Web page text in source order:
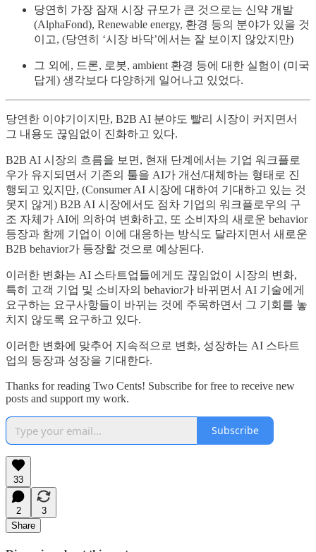
당연히 가장 잠재 시장 규모가 큰 것으로는 신약 개발
(AlphaFond), Renewable energy, 환경 등의 분야가 있을 것
이고, (당연히 ‘시장 바닥’에서는 잘 보이지 않았지만)
그 외에, 드론, 로봇, ambient 환경 등에 대한 실험이 (미국
답게) 생각보다 다양하게 일어나고 있었다.
당연한 이야기이지만, B2B AI 분야도 빨리 시장이 커지면서
그 내용도 끊임없이 진화하고 있다.
B2B AI 시장의 흐름을 보면, 현재 단계에서는 기업 워크플로
우가 유지되면서 기존의 툴을 AI가 개선/대체하는 형태로 진
행되고 있지만, (Consumer AI 시장에 대하여 기대하고 있는 것
못지 않게) B2B AI 시장에서도 점차 기업의 워크플로우의 구
조 자체가 AI에 의하여 변화하고, 또 소비자의 새로운 behavior
등장과 함께 기업이 이에 대응하는 방식도 달라지면서 새로운
B2B behavior가 등장할 것으로 예상된다.
이러한 변화는 AI 스타트업들에게도 끊임없이 시장의 변화,
특히 고객 기업 및 소비자의 behavior가 바뀌면서 AI 기술에게
요구하는 요구사항들이 바뀌는 것에 주목하면서 그 기회를 놓
치지 않도록 요구하고 있다.
이러한 변화에 맞추어 지속적으로 변화, 성장하는 AI 스타트
업의 등장과 성장을 기대한다.
Thanks for reading Two Cents! Subscribe for free to receive new
posts and support my work.
Subscribe
33
2
3
Share